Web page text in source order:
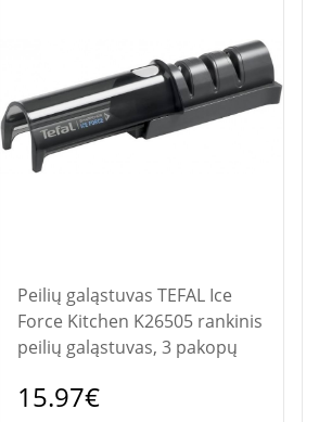
Peilių galąstuvas TEFAL Ice
Force Kitchen K26505 rankinis
peilių galąstuvas, 3 pakopų
15.97€